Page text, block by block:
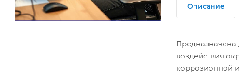
Описание
Предназначена
воздействия
коррозионной